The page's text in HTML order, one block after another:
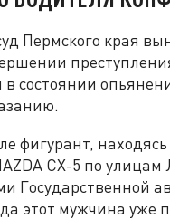
Пермского края
состоянии
фигурант,
CX-5 по
Государственной
этот мужчина уже